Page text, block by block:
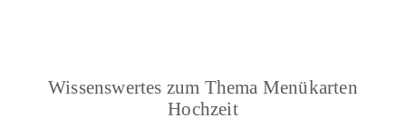
Wissenswertes zum Thema Menükarten
Hochzeit